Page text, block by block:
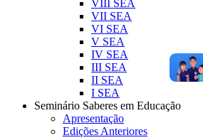
VIII SEA
VII SEA
VI SEA
V SEA
IV SEA
III SEA
II SEA
I SEA
Seminário Saberes em Educação
Apresentação
Edições Anteriores